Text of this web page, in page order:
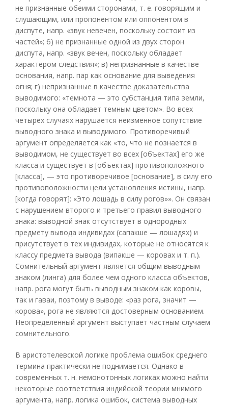
не признанные обеими сторонами, т. е. говорящим и
слушающим, или пропонентом или оппонентом в
диспуте, напр. «звук невечен, поскольку состоит из
частей»; б) не признанные одной из двух сторон
диспута, напр. «звук вечен, поскольку обладает
характером следствия»; в) непризнанные в качестве
основания, напр. пар как основание для выведения
огня; г) непризнанные в качестве доказательства
выводимого: «темнота — это субстанция типа земли,
поскольку она обладает темным цветом». Во всех
четырех случаях нарушается неизменное сопутствие
выводного знака и выводимого. Противоречивый
аргумент определяется как «то, что не познается в
выводимом, не существует во всех [объектах] его же
класса и существует в [объектах] противоположного
[класса], — это противоречивое [основание], в силу его
противоположности цели установления истины, напр.
[когда говорят]: «Это лошадь в силу рогов»». Он связан
с нарушением второго и третьего правил выводного
знака: выводной знак отсутствует в однородных
предмету вывода индивидах (сапакше — лошадях) и
присутствует в тех индивидах, которые не относятся к
классу предмета вывода (випакше — коровах и т. п.).
Сомнительный аргумент является общим выводным
знаком (линга) для более чем одного класса объектов,
напр. рога могут быть выводным знаком как коровы,
так и гаваи, поэтому в выводе: «раз рога, значит —
корова», рога не являются достоверным основанием.
Неопределенный аргумент выступает частным случаем
сомнительного.
В аристотелевской логике проблема ошибок среднего
термина практически не поднимается. Однако в
современных т. н. немонотонных логиках можно найти
некоторые соответствия индийской теории мнимого
аргумента, напр. логика ошибок, система выводных